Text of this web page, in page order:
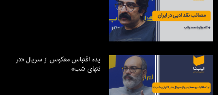
ایده اقتباس معکوس از سریال «در
انتهای شب»